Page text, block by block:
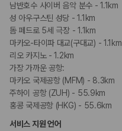
남반호수 사이버 음악 분수 - 1.1km
성 아우구스틴 성당 - 1.1km
돔 페드로 5세 극장 - 1.1km
마카오-타이파 대교(구대교) - 1.1km
리오 카지노 - 1.2km
가장 가까운 공항:
마카오 국제공항 (MFM) - 8.3km
주하이 공항 (ZUH) - 55.9km
홍콩 국제공항 (HKG) - 55.6km
서비스 지원 언어